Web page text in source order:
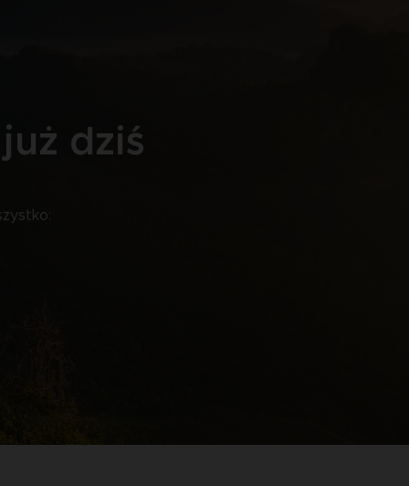
dziś